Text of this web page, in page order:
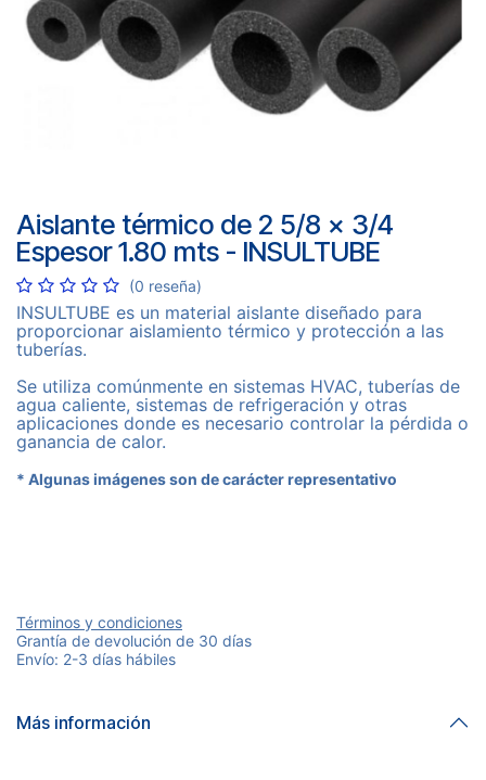
Aislante térmico de 2 5/8 x 3/4
Espesor 1.80 mts - INSULTUBE
(0 reseña)
INSULTUBE es un material aislante diseñado para
proporcionar aislamiento térmico y protección a las
tuberías.
Se utiliza comúnmente en sistemas HVAC, tuberías de
agua caliente, sistemas de refrigeración y otras
aplicaciones donde es necesario controlar la pérdida o
ganancia de calor.
* Algunas imágenes son de carácter representativo
Términos y condiciones
Grantía de devolución de 30 días
Envío: 2-3 días hábiles
Más información